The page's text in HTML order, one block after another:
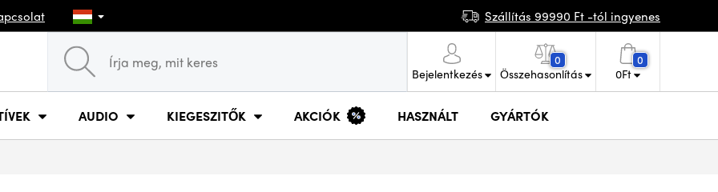
Szállítás 99990 Ft -tól ingyenes
Bejelentkezés
0
Összehasonlítás
0
0Ft
AUDIO KIEGESZITŐK AKCIÓK HASZNÁLT GYÁRTÓK